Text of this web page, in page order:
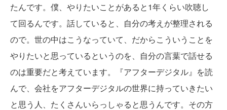
たんです。僕、やりたいことがあると1年くらい吹聴し
て回るんです。話していると、自分の考えが整理される
ので。世の中はこうなっていて、だからこういうことを
やりたいと思っているというのを、自分の言葉で話せる
のは重要だと考えています。『アフターデジタル』を読
んで、会社をアフターデジタルの世界に持っていきたい
と思う人、たくさんいらっしゃると思うんです。その方